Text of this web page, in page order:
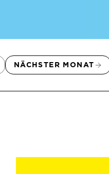
NÄCHSTER MONAT